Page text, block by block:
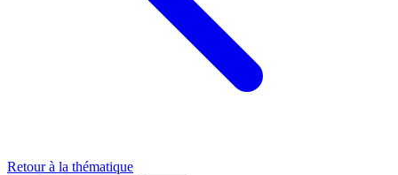
Retour à la thématique